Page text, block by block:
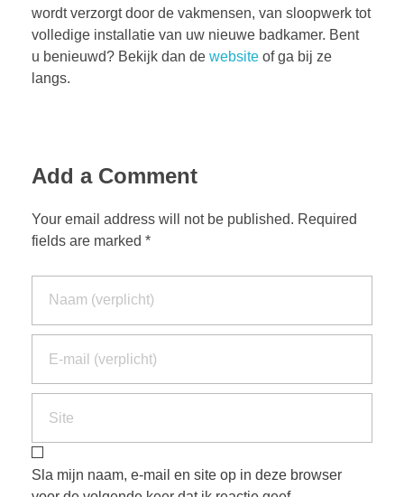
wordt verzorgt door de vakmensen, van sloopwerk tot
volledige installatie van uw nieuwe badkamer. Bent
u benieuwd? Bekijk dan de website of ga bij ze
langs.
Add a Comment
Your email address will not be published. Required
fields are marked *
Sla mijn naam, e-mail en site op in deze browser